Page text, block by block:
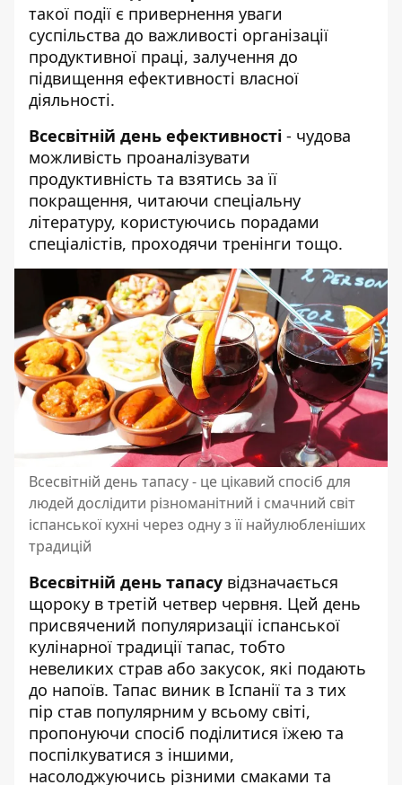
такої події є привернення уваги
суспільства до важливості організації
продуктивної праці, залучення до
підвищення ефективності власної
діяльності.
Всесвітній день ефективності - чудова
можливість проаналізувати
продуктивність та взятись за її
покращення, читаючи спеціальну
літературу, користуючись порадами
спеціалістів, проходячи тренінги тощо.
Всесвітній день тапасу - це цікавий спосіб для
людей дослідити різноманітний і смачний світ
іспанської кухні через одну з її найулюбленіших
традицій
Всесвітній день тапасу відзначається
щороку в третій четвер червня. Цей день
присвячений популяризації іспанської
кулінарної традиції тапас, тобто
невеликих страв або закусок, які подають
до напоїв. Тапас виник в Іспанії та з тих
пір став популярним у всьому світі,
пропонуючи спосіб поділитися їжею та
поспілкуватися з іншими,
насолоджуючись різними смаками та